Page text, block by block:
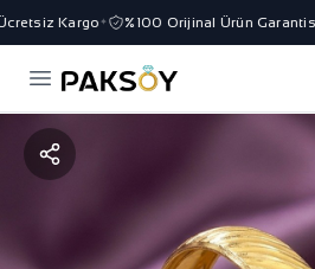
Kargo✦ %100 Orijinal Ürün Garantisi✦